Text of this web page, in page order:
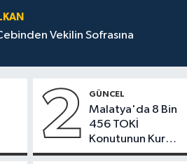
Vekilin Sofrasına
2 GÜNCEL
Malatya'da 8 Bin
456 TOKİ
Konutunun Kurası
Bugün Çekiliyor